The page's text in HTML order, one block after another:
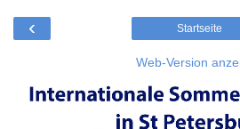
‹ Startseite
Web-Version